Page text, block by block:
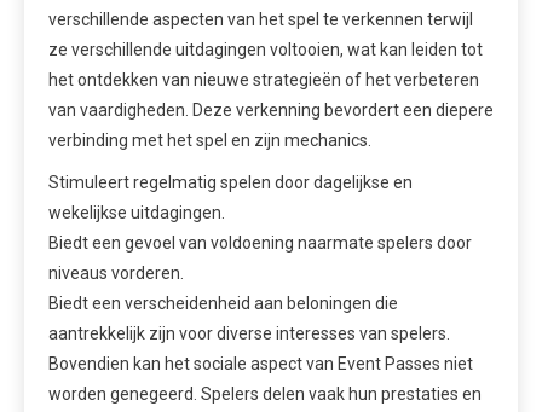
verschillende aspecten van het spel te verkennen terwijl
ze verschillende uitdagingen voltooien, wat kan leiden tot
het ontdekken van nieuwe strategieën of het verbeteren
van vaardigheden. Deze verkenning bevordert een diepere
verbinding met het spel en zijn mechanics.
Stimuleert regelmatig spelen door dagelijkse en
wekelijkse uitdagingen.
Biedt een gevoel van voldoening naarmate spelers door
niveaus vorderen.
Biedt een verscheidenheid aan beloningen die
aantrekkelijk zijn voor diverse interesses van spelers.
Bovendien kan het sociale aspect van Event Passes niet
worden genegeerd. Spelers delen vaak hun prestaties en